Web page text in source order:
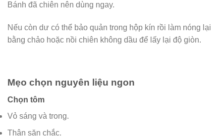
Bánh đã chiên nên dùng ngay.
Nếu còn dư có thể bảo quản trong hộp kín rồi làm nóng lại
bằng chảo hoặc nồi chiên không dầu để lấy lại độ giòn.
Mẹo chọn nguyên liệu ngon
Chọn tôm
Vỏ sáng và trong.
Thân săn chắc.